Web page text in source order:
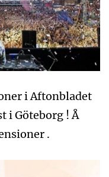
i Aftonbladet
i Göteborg ! Å
.